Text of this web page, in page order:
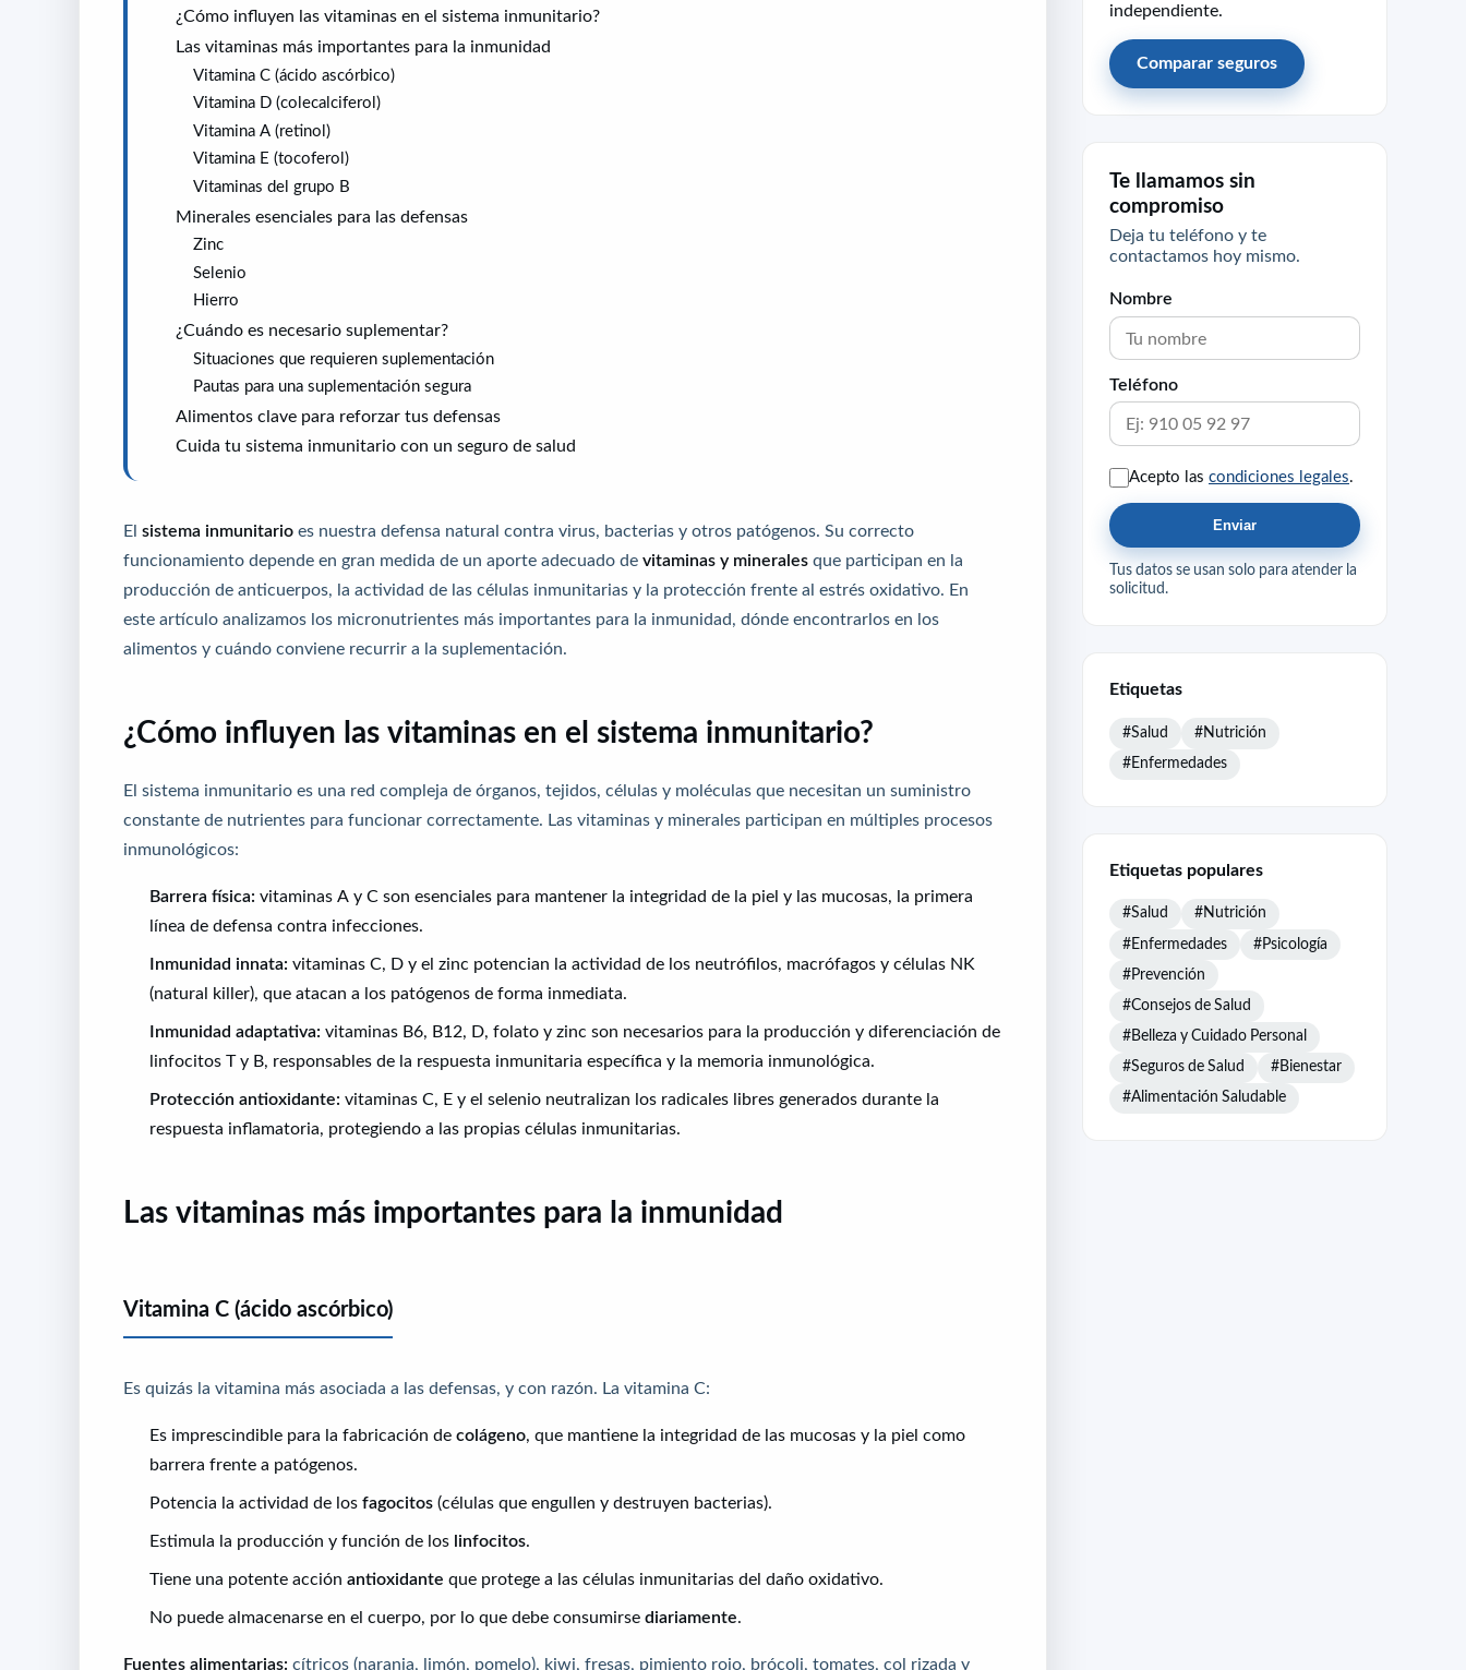
¿Cómo influyen las vitaminas en el sistema inmunitario?
Las vitaminas más importantes para la inmunidad
Vitamina C (ácido ascórbico)
Vitamina D (colecalciferol)
Vitamina A (retinol)
Vitamina E (tocoferol)
Vitaminas del grupo B
Minerales esenciales para las defensas
Zinc
Selenio
Hierro
¿Cuándo es necesario suplementar?
Situaciones que requieren suplementación
Pautas para una suplementación segura
Alimentos clave para reforzar tus defensas
Cuida tu sistema inmunitario con un seguro de salud
El sistema inmunitario es nuestra defensa natural contra virus, bacterias y otros patógenos. Su correcto
funcionamiento depende en gran medida de un aporte adecuado de vitaminas y minerales que participan en la
producción de anticuerpos, la actividad de las células inmunitarias y la protección frente al estrés oxidativo. En
este artículo analizamos los micronutrientes más importantes para la inmunidad, dónde encontrarlos en los
alimentos y cuándo conviene recurrir a la suplementación.
¿Cómo influyen las vitaminas en el sistema inmunitario?
El sistema inmunitario es una red compleja de órganos, tejidos, células y moléculas que necesitan un suministro
constante de nutrientes para funcionar correctamente. Las vitaminas y minerales participan en múltiples procesos
inmunológicos:
Barrera física: vitaminas A y C son esenciales para mantener la integridad de la piel y las mucosas, la primera
línea de defensa contra infecciones.
Inmunidad innata: vitaminas C, D y el zinc potencian la actividad de los neutrófilos, macrófagos y células NK
(natural killer), que atacan a los patógenos de forma inmediata.
Inmunidad adaptativa: vitaminas B6, B12, D, folato y zinc son necesarios para la producción y diferenciación de
linfocitos T y B, responsables de la respuesta inmunitaria específica y la memoria inmunológica.
Protección antioxidante: vitaminas C, E y el selenio neutralizan los radicales libres generados durante la
respuesta inflamatoria, protegiendo a las propias células inmunitarias.
Las vitaminas más importantes para la inmunidad
Vitamina C (ácido ascórbico)
Es quizás la vitamina más asociada a las defensas, y con razón. La vitamina C:
Es imprescindible para la fabricación de colágeno , que mantiene la integridad de las mucosas y la piel como
barrera frente a patógenos.
Potencia la actividad de los fagocitos (células que engullen y destruyen bacterias).
Estimula la producción y función de los linfocitos
Tiene una potente acción antioxidante que protege a las células inmunitarias del daño oxidativo.
No puede almacenarse en el cuerpo, por lo que debe consumirse diariamente
Fuentes alimentarias: cítricos (naranja, limón, pomelo), kiwi, fresas, pimiento rojo, brócoli, tomates, col rizada y
independiente.
Comparar seguros
Te llamamos sin
compromiso
Deja tu teléfono y te
contactamos hoy mismo.
Nombre
Teléfono
Acepto las condiciones legales.
Enviar
Tus datos se usan solo para atender la
solicitud.
Etiquetas
#Salud #Nutrición
#Enfermedades
Etiquetas populares
#Salud #Nutrición
#Enfermedades #Psicología
#Prevención
#Consejos de Salud
#Belleza y Cuidado Personal
#Seguros de Salud #Bienestar
#Alimentación Saludable